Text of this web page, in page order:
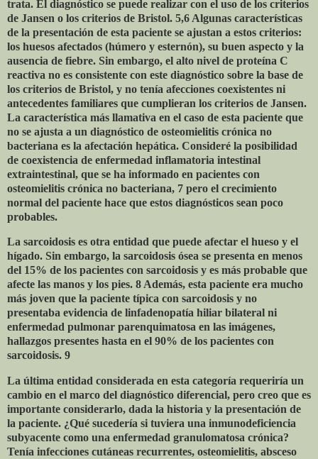
trata. El diagnóstico se puede realizar con el uso de los criterios
de Jansen o los criterios de Bristol. 5,6 Algunas características
de la presentación de esta paciente se ajustan a estos criterios:
los huesos afectados (húmero y esternón), su buen aspecto y la
ausencia de fiebre. Sin embargo, el alto nivel de proteína C
reactiva no es consistente con este diagnóstico sobre la base de
los criterios de Bristol, y no tenía afecciones coexistentes ni
antecedentes familiares que cumplieran los criterios de Jansen.
La característica más llamativa en el caso de esta paciente que
no se ajusta a un diagnóstico de osteomielitis crónica no
bacteriana es la afectación hepática. Consideré la posibilidad
de coexistencia de enfermedad inflamatoria intestinal
extraintestinal, que se ha informado en pacientes con
osteomielitis crónica no bacteriana, 7 pero el crecimiento
normal del paciente hace que estos diagnósticos sean poco
probables.
La sarcoidosis es otra entidad que puede afectar el hueso y el
hígado. Sin embargo, la sarcoidosis ósea se presenta en menos
del 15% de los pacientes con sarcoidosis y es más probable que
afecte las manos y los pies. 8 Además, esta paciente era mucho
más joven que la paciente típica con sarcoidosis y no
presentaba evidencia de linfadenopatía hiliar bilateral ni
enfermedad pulmonar parenquimatosa en las imágenes,
hallazgos presentes hasta en el 90% de los pacientes con
sarcoidosis. 9
La última entidad considerada en esta categoría requeriría un
cambio en el marco del diagnóstico diferencial, pero creo que es
importante considerarlo, dada la historia y la presentación de
la paciente. ¿Qué sucedería si tuviera una inmunodeficiencia
subyacente como una enfermedad granulomatosa crónica?
Tenía infecciones cutáneas recurrentes, osteomielitis, absceso